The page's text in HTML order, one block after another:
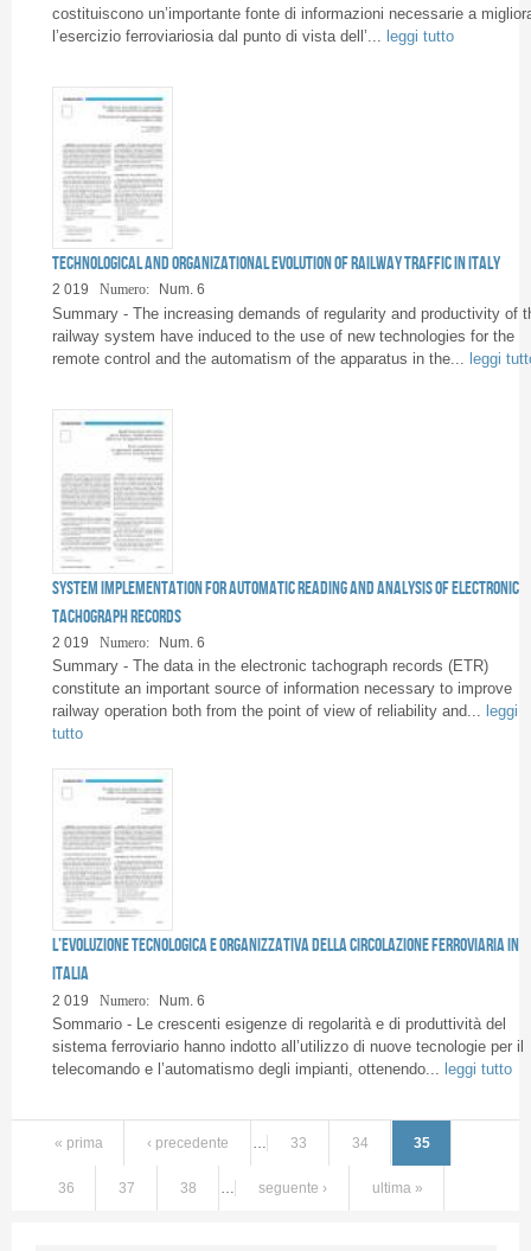
costituiscono un’importante fonte di informazioni necessarie a
l’esercizio ferroviariosia dal punto di vista dell’... leggi tutto
Technological and organizational evolution of railway traffic in Italy
2 019 Numero: Num. 6
Summary - The increasing demands of regularity and productivity of
railway system have induced to the use of new technologies for the
remote control and the automatism of the apparatus in the... leggi
System implementation for automatic reading and analysis of Electronic
Tachograph Records
2 019 Numero: Num. 6
Summary - The data in the electronic tachograph records (ETR)
constitute an important source of information necessary to improve
railway operation both from the point of view of reliability and... leggi
tutto
L’evoluzione tecnologica e organizzativa della circolazione ferroviaria in
Italia
2 019 Numero: Num. 6
Sommario - Le crescenti esigenze di regolarità e di produttività del
sistema ferroviario hanno indotto all’utilizzo di nuove tecnologie per il
telecomando e l’automatismo degli impianti, ottenendo... leggi tutto
« prima ‹ precedente … 33 34 35
36 37 38 … seguente › ultima »